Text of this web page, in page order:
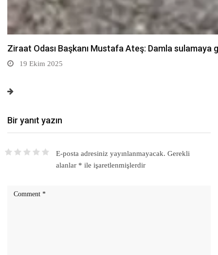
Bir yanıt yazın
E-posta adresiniz yayınlanmayacak. Gerekli
alanlar * ile işaretlenmişlerdir